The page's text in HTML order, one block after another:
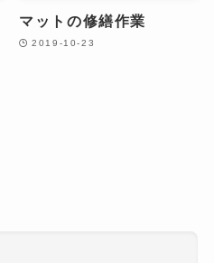
マットの修繕作業
2019-10-23